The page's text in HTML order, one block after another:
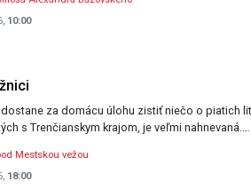
10:00
za domácu úlohu zistiť niečo o piatich
s Trenčianskym krajom, je veľmi nahnevaná.…
Mestskou vežou
18:00